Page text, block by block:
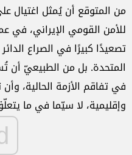
من المتوقع أن يُمثل اغتيال
للأمن القومي الإيراني، في
تصعيدًا كبيرًا في الصراع
المتحدة. بل من الطبيعيّ أن
في تفاقم الأزمة الحالية،
وإقليمية، لا سيّما في ما